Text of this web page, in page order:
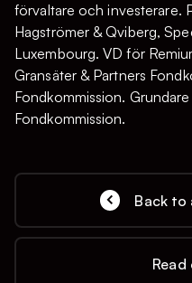
förvaltare och investerare.
Hagströmer & Qviberg,
Luxembourg. VD för
Gransäter & Partners
Fondkommission.
Fondkommission.
Back to